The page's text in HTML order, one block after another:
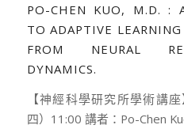
PO-CHEN KUO, M.D. :
TO ADAPTIVE
FROM NEURAL
DYNAMICS.
【神經科學研究所學術講
四）11:00 講者：Po-Chen